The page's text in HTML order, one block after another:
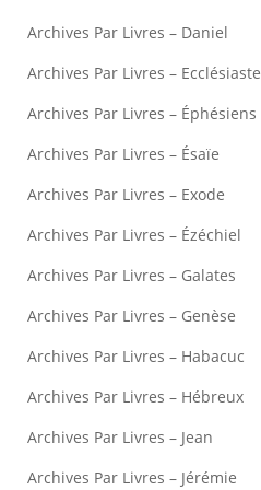
Archives Par Livres – Daniel
Archives Par Livres – Ecclésiaste
Archives Par Livres – Éphésiens
Archives Par Livres – Ésaïe
Archives Par Livres – Exode
Archives Par Livres – Ézéchiel
Archives Par Livres – Galates
Archives Par Livres – Genèse
Archives Par Livres – Habacuc
Archives Par Livres – Hébreux
Archives Par Livres – Jean
Archives Par Livres – Jérémie